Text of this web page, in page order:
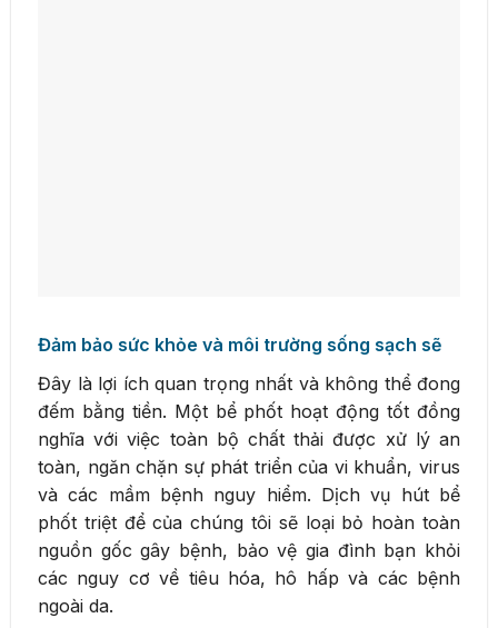
Đảm bảo sức khỏe và môi trường sống sạch sẽ
Đây là lợi ích quan trọng nhất và không thể đong
đếm bằng tiền. Một bể phốt hoạt động tốt đồng
nghĩa với việc toàn bộ chất thải được xử lý an
toàn, ngăn chặn sự phát triển của vi khuẩn, virus
và các mầm bệnh nguy hiểm. Dịch vụ hút bể
phốt triệt để của chúng tôi sẽ loại bỏ hoàn toàn
nguồn gốc gây bệnh, bảo vệ gia đình bạn khỏi
các nguy cơ về tiêu hóa, hô hấp và các bệnh
ngoài da.